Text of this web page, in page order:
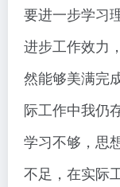
要进一步学习
进步工作效力
然能够美满完
际工作中我仍
学习不够，思
不足，在实际